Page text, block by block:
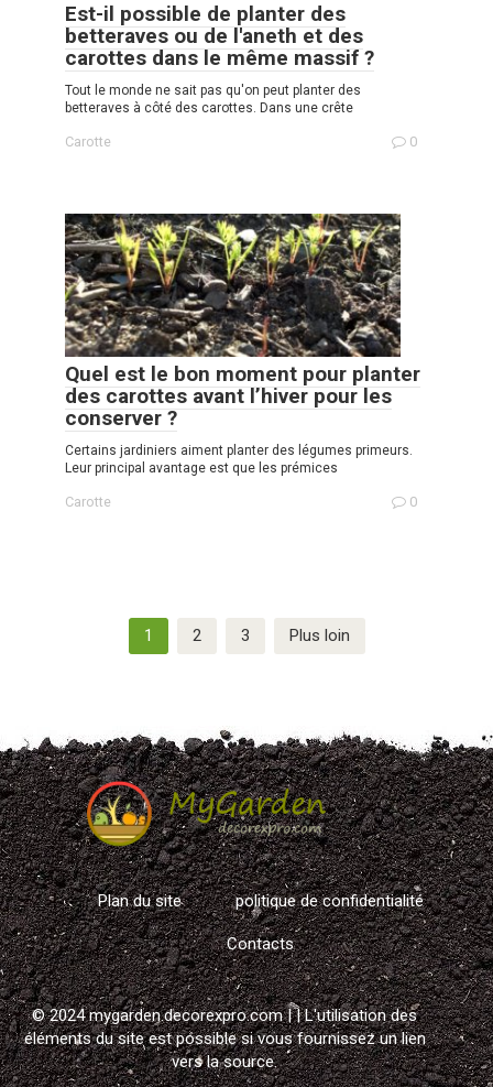
Est-il possible de planter des
betteraves ou de l'aneth et des
carottes dans le même massif ?
Tout le monde ne sait pas qu'on peut planter des
betteraves à côté des carottes. Dans une crête
Carotte 0
Quel est le bon moment pour planter
des carottes avant l’hiver pour les
conserver ?
Certains jardiniers aiment planter des légumes primeurs.
Leur principal avantage est que les prémices
Carotte 0
1 2 3 Plus loin
Plan du site politique de confidentialité
Contacts
© 2024 mygarden.decorexpro.com || L'utilisation des
éléments du site est possible si vous fournissez un lien
vers la source.